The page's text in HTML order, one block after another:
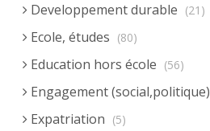
Developpement durable (21)
Ecole, études (80)
Education hors école (56)
Engagement (social,politique)
Expatriation (5)